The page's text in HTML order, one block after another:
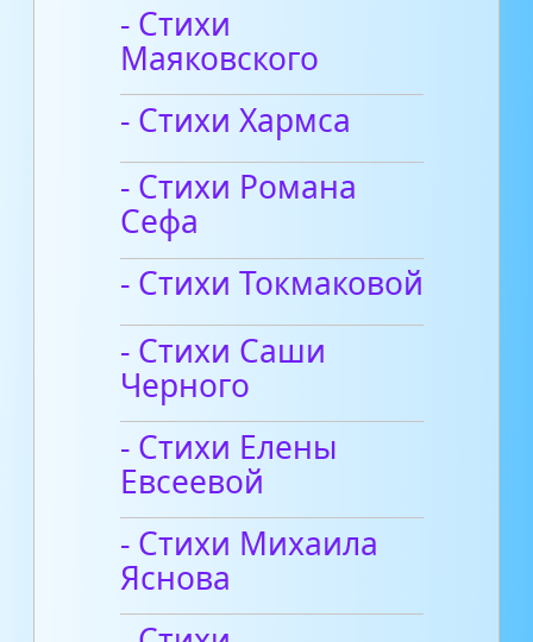
- Стихи
Маяковского
- Стихи Хармса
- Стихи Романа
Сефа
- Стихи Токмаковой
- Стихи Саши
Черного
- Стихи Елены
Евсеевой
- Стихи Михаила
Яснова